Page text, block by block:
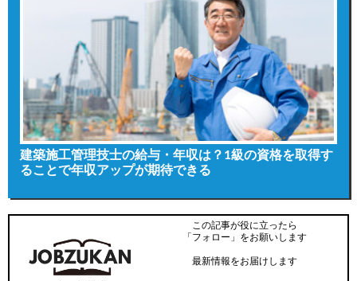
建築施工管理技士の給与・年収は？1級の資格を取得す
ることで年収アップが期待できる
この記事が役に立ったら
「フォロー」をお願いします
最新情報をお届けします